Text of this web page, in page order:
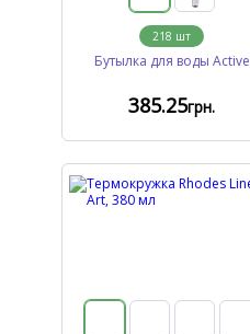
218 шт
Бутылка для воды Active
385.25грн.